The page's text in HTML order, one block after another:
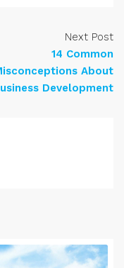
Next Post
14 Common
About
Development